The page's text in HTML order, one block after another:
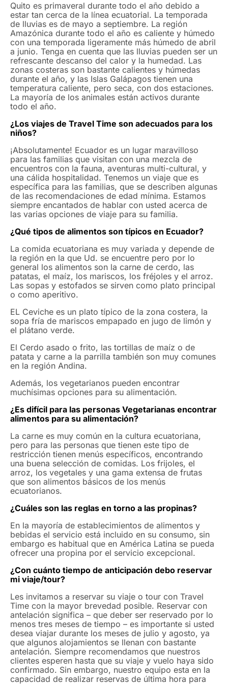
Quito es primaveral durante todo el año debido a
estar tan cerca de la línea ecuatorial. La temporada
de lluvias es de mayo a septiembre. La región
Amazónica durante todo el año es caliente y húmedo
con una temporada ligeramente más húmedo de abril
a junio. Tenga en cuenta que las lluvias pueden ser un
refrescante descanso del calor y la humedad. Las
zonas costeras son bastante calientes y húmedas
durante el año, y las Islas Galápagos tienen una
temperatura caliente, pero seca, con dos estaciones.
La mayoría de los animales están activos durante
todo el año.
¿Los viajes de Travel Time son adecuados para los
niños?
¡Absolutamente! Ecuador es un lugar maravilloso
para las familias que visitan con una mezcla de
encuentros con la fauna, aventuras multi-cultural, y
una cálida hospitalidad. Tenemos un viaje que es
específica para las familias, que se describen algunas
de las recomendaciones de edad mínima. Estamos
siempre encantados de hablar con usted acerca de
las varias opciones de viaje para su familia.
¿Qué tipos de alimentos son típicos en Ecuador?
La comida ecuatoriana es muy variada y depende de
la región en la que Ud. se encuentre pero por lo
general los alimentos son la carne de cerdo, las
patatas, el maíz, los mariscos, los fréjoles y el arroz.
Las sopas y estofados se sirven como plato principal
o como aperitivo.
EL Ceviche es un plato típico de la zona costera, la
sopa fría de mariscos empapado en jugo de limón y
el plátano verde.
El Cerdo asado o frito, las tortillas de maíz o de
patata y carne a la parrilla también son muy comunes
en la región Andina.
Además, los vegetarianos pueden encontrar
muchísimas opciones para su alimentación.
¿Es difícil para las personas Vegetarianas encontrar
alimentos para su alimentación?
La carne es muy común en la cultura ecuatoriana,
pero para las personas que tienen este tipo de
restricción tienen menús específicos, encontrando
una buena selección de comidas. Los frijoles, el
arroz, los vegetales y una gama extensa de frutas
que son alimentos básicos de los menús
ecuatorianos.
¿Cuáles son las reglas en torno a las propinas?
En la mayoría de establecimientos de alimentos y
bebidas el servicio está incluido en su consumo, sin
embargo es habitual que en América Latina se pueda
ofrecer una propina por el servicio excepcional.
¿Con cuánto tiempo de anticipación debo reservar
mi viaje/tour?
Les invitamos a reservar su viaje o tour con Travel
Time con la mayor brevedad posible. Reservar con
antelación significa – que deber ser reservado por lo
menos tres meses de tiempo – es importante si usted
desea viajar durante los meses de julio y agosto, ya
que algunos alojamientos se llenan con bastante
antelación. Siempre recomendamos que nuestros
clientes esperen hasta que su viaje y vuelo haya sido
confirmado. Sin embargo, nuestro equipo esta en la
capacidad de realizar reservas de última hora para